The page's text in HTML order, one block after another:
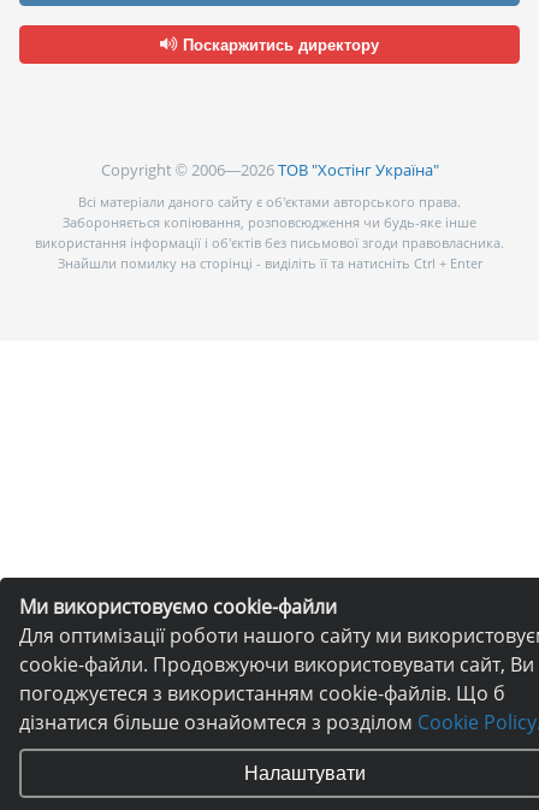
Ми використовуємо cookie-файли
Для оптимізації роботи нашого сайту ми
cookie-файли. Продовжуючи використовувати сайт, Ви
погоджуєтеся з використанням cookie-файлів. Що б
дізнатися більше ознайомтеся з розділом Cookie
Налаштувати
Поскаржитись директору
Copyright © 2006—2026ТОВ "Хостінг Україна"
Всі матеріали даного сайту є об’єктами авторського права.
Забороняється копіювання, розповсюдження чи будь-яке інше
використання інформації і об’єктів без письмової згоди правовласника.
Знайшли помилку на сторінці - виділіть її та натисніть Ctrl + Enter